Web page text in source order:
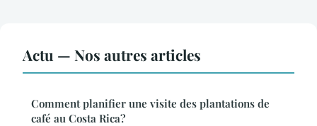
Actu — Nos autres articles
Comment planifier une visite des plantations de
café au Costa Rica?